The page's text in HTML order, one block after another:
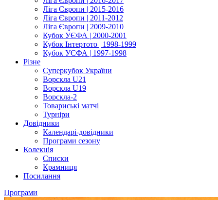
Ліга Європи | 2015-2016
Ліга Європи | 2011-2012
Ліга Європи | 2009-2010
Кубок УЄФА | 2000-2001
Кубок Інтертото | 1998-1999
Кубок УЄФА | 1997-1998
Різне
Суперкубок України
Ворскла U21
Ворскла U19
Ворскла-2
Товариські матчі
Турніри
Довідники
Календарі-довідники
Програми сезону
Колекція
Списки
Крамниця
Посилання
Програми